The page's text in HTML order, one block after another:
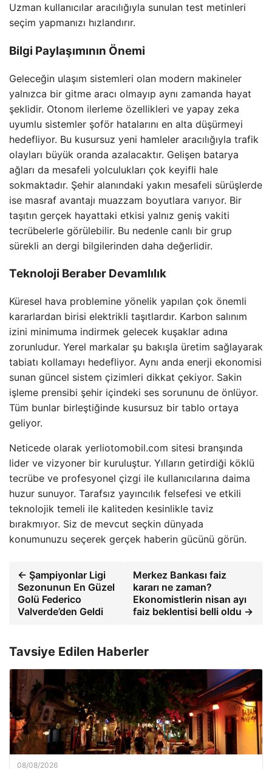
Uzman kullanıcılar aracılığıyla sunulan test metinleri
seçim yapmanızı hızlandırır.
Bilgi Paylaşımının Önemi
Geleceğin ulaşım sistemleri olan modern makineler
yalnızca bir gitme aracı olmayıp aynı zamanda hayat
şeklidir. Otonom ilerleme özellikleri ve yapay zeka
uyumlu sistemler şoför hatalarını en alta düşürmeyi
hedefliyor. Bu kusursuz yeni hamleler aracılığıyla trafik
olayları büyük oranda azalacaktır. Gelişen batarya
ağları da mesafeli yolculukları çok keyifli hale
sokmaktadır. Şehir alanındaki yakın mesafeli sürüşlerde
ise masraf avantajı muazzam boyutlara varıyor. Bir
taşıtın gerçek hayattaki etkisi yalnız geniş vakiti
tecrübelerle görülebilir. Bu nedenle canlı bir grup
sürekli an dergi bilgilerinden daha değerlidir.
Teknoloji Beraber Devamlılık
Küresel hava problemine yönelik yapılan çok önemli
kararlardan birisi elektrikli taşıtlardır. Karbon salınım
izini minimuma indirmek gelecek kuşaklar adına
zorunludur. Yerel markalar şu bakışla üretim sağlayarak
tabiatı kollamayı hedefliyor. Aynı anda enerji ekonomisi
sunan güncel sistem çizimleri dikkat çekiyor. Sakin
işleme prensibi şehir içindeki ses sorununu de önlüyor.
Tüm bunlar birleştiğinde kusursuz bir tablo ortaya
geliyor.
Neticede olarak yerliotomobil.com sitesi branşında
lider ve vizyoner bir kuruluştur. Yılların getirdiği köklü
tecrübe ve profesyonel çizgi ile kullanıcılarına daima
huzur sunuyor. Tarafsız yayıncılık felsefesi ve etkili
teknolojik temeli ile kaliteden kesinlikle taviz
bırakmıyor. Siz de mevcut seçkin dünyada
konumunuzu seçerek gerçek haberin gücünü görün.
← Şampiyonlar Ligi
Sezonunun En Güzel
Golü Federico
Valverde’den Geldi
Merkez Bankası faiz
kararı ne zaman?
Ekonomistlerin nisan ayı
faiz beklentisi belli oldu →
Tavsiye Edilen Haberler
08/08/2026